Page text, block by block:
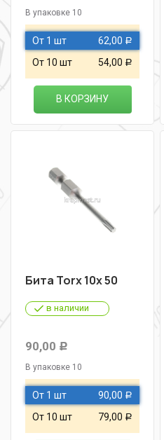
В упаковке 10
От 1 шт 62,00 Р
От 10 шт 54,00 Р
В КОРЗИНУ
Бита Torx 10х 50
в наличии
90,00 Р
В упаковке 10
От 1 шт 90,00 Р
От 10 шт 79,00 Р